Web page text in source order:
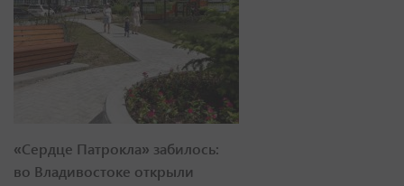
«Сердце Патрокла» забилось:
во Владивостоке открыли